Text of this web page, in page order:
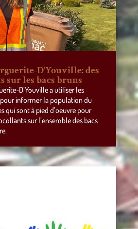
D’Youville: des
sur les bacs bruns
D’Youville a utiliser les
informer la population du
qui sont à pied d’oeuvre pour
sur l’ensemble des bacs